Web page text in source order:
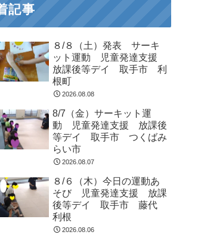
記事
８/８（土）発表 サーキ
ット運動 児童発達支援
放課後等デイ 取手市 利
根町
2026.08.08
8/7（金）サーキット運
動 児童発達支援 放課後
等デイ 取手市 つくばみ
らい市
2026.08.07
８/６（木）今日の運動あ
そび 児童発達支援 放課
後等デイ 取手市 藤代
利根
2026.08.06